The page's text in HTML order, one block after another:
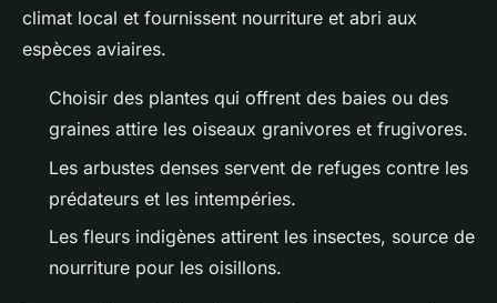
climat local et fournissent nourriture et abri aux
espèces aviaires.
Choisir des plantes qui offrent des baies ou des
graines attire les oiseaux granivores et frugivores.
Les arbustes denses servent de refuges contre les
prédateurs et les intempéries.
Les fleurs indigènes attirent les insectes, source de
nourriture pour les oisillons.